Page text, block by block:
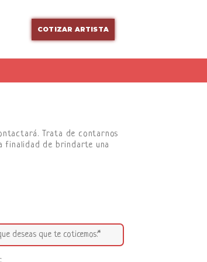
COTIZAR ARTISTA
Trata de contarnos
finalidad de brindarte una